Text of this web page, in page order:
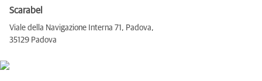
Scarabel
Viale della Navigazione Interna 71, Padova,
35129 Padova